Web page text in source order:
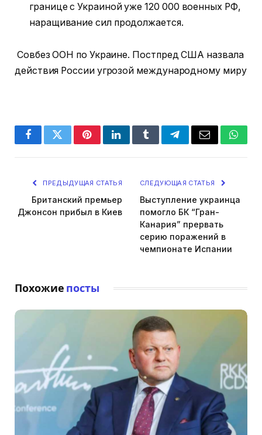
границе с Украиной уже 120 000 военных РФ,
наращивание сил продолжается.
Совбез ООН по Украине. Постпред США назвала
действия России угрозой международному миру
FacebookTwitterPinterestLinkedInTumblrTelegramEmail
ПРЕДЫДУЩАЯ СТАТЬЯ
Британский премьер
Джонсон прибыл в Киев
СЛЕДУЮЩАЯ СТАТЬЯ
Выступление украинца
помогло БК “Гран-
Канария” прервать
серию поражений в
чемпионате Испании
Похожие посты